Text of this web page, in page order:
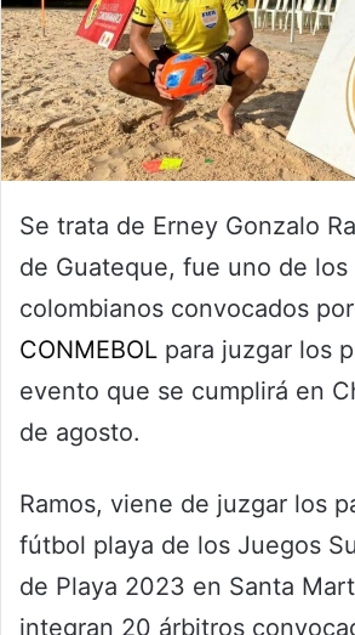
Se trata de Erney Gonzalo
de Guateque, fue uno de
colombianos convocados
CONMEBOL para juzgar los
evento que se cumplirá en
de agosto.
Ramos, viene de juzgar los
fútbol playa de los Juegos
de Playa 2023 en Santa
integran 20 árbitros